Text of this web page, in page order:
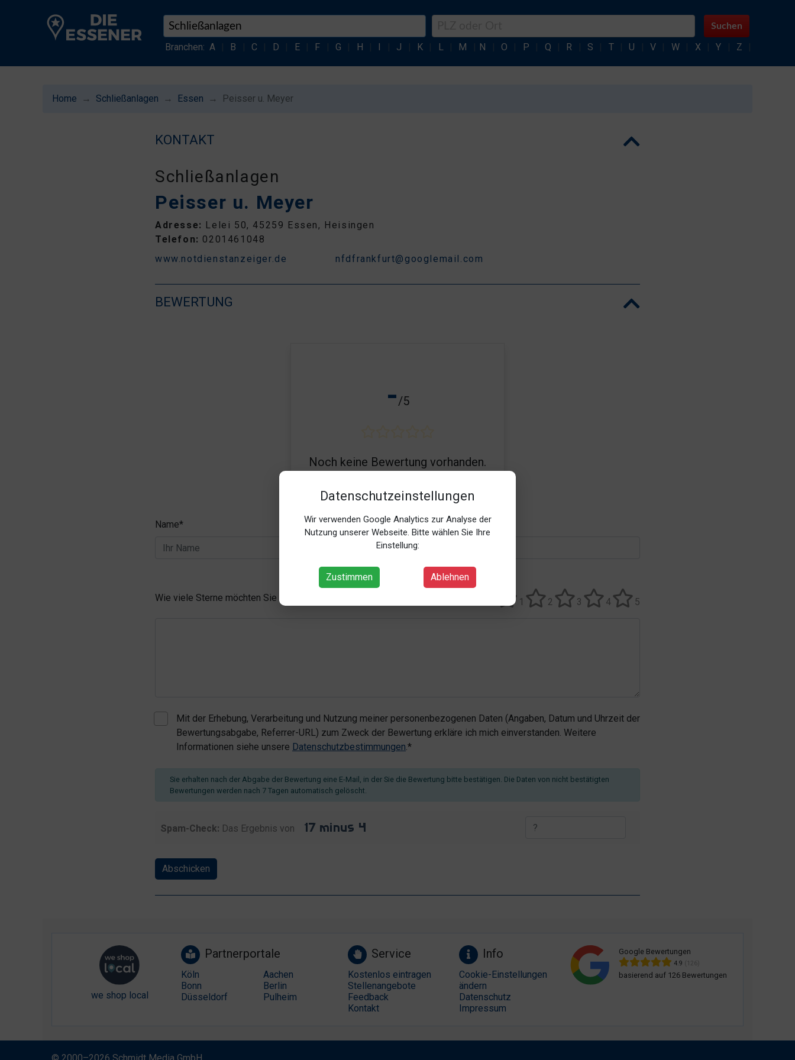
Datenschutzeinstellungen
Wir verwenden Google Analytics zur Analyse der
Nutzung unserer Webseite. Bitte wählen Sie Ihre
Einstellung:
Zustimmen Ablehnen
Suchen
Branchen: A B C D E F G H I J K L M N O P Q R S T U V W X Y Z
Home Schließanlagen Essen Peisser u. Meyer
KONTAKT
Schließanlagen
Peisser u. Meyer
Adresse: Lelei 50, 45259 Essen, Heisingen
Telefon: 0201461048
www.notdienstanzeiger.de
nfdfrankfurt@googlemail.com
BEWERTUNG
-/5
Noch keine Bewertung vorhanden.
Name* E-Mail*
Wie viele Sterne möchten Sie vergeben?* 5
4
3
2
1
Mit der Erhebung, Verarbeitung und Nutzung meiner personenbezogenen Daten (Angaben, Datum und Uhrzeit der
Bewertungsabgabe, Referrer-URL) zum Zweck der Bewertung erkläre ich mich einverstanden. Weitere
Informationen siehe unsere Datenschutzbestimmungen.*
Sie erhalten nach der Abgabe der Bewertung eine E-Mail, in der Sie die Bewertung bitte bestätigen. Die Daten von nicht bestätigten
Bewertungen werden nach 7 Tagen automatisch gelöscht.
Spam-Check: Das Ergebnis von
Abschicken
we shop local
Partnerportale
Köln
Bonn
Düsseldorf
Aachen
Berlin
Pulheim
Service
Kostenlos eintragen
Stellenangebote
Feedback
Kontakt
Info
Cookie-Einstellungen
ändern
Datenschutz
Impressum
Google Bewertungen
4.9 (126)
basierend auf 126 Bewertungen